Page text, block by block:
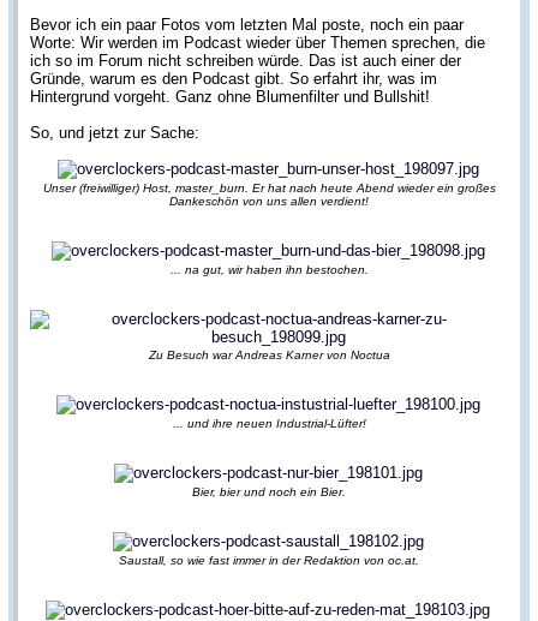
Bevor ich ein paar Fotos vom letzten Mal poste, noch ein paar
Worte: Wir werden im Podcast wieder über Themen sprechen, die
ich so im Forum nicht schreiben würde. Das ist auch einer der
Gründe, warum es den Podcast gibt. So erfahrt ihr, was im
Hintergrund vorgeht. Ganz ohne Blumenfilter und Bulls hit!
So, und jetzt zur Sache:
Unser (freiwilliger) Host, master_burn. Er hat nach heute Abend wieder ein großes
Dankeschön von uns allen verdient!
... na gut, wir haben ihn bestochen.
Zu Besuch war Andreas Karner von Noctua
... und ihre neuen Industrial-Lüfter!
Bier, bier und noch ein Bier.
Saustall, so wie fast immer in der Redaktion von oc.at.